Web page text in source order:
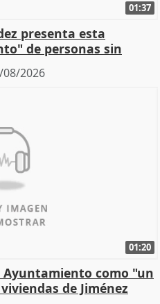
01:37
presenta esta
de personas sin
08/2026
01:20
como "un
de Jiménez